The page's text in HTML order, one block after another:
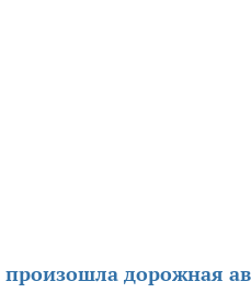
произошла дорожная